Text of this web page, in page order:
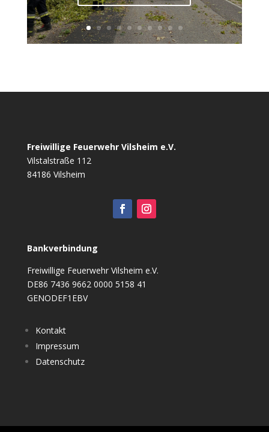
Freiwillige Feuerwehr Vilsheim e.V.
Vilstalstraße 112
84186 Vilsheim
Bankverbindung
Freiwillige Feuerwehr Vilsheim e.V.
DE86 7436 9662 0000 5158 41
GENODEF1EBV
Kontakt
Impressum
Datenschutz